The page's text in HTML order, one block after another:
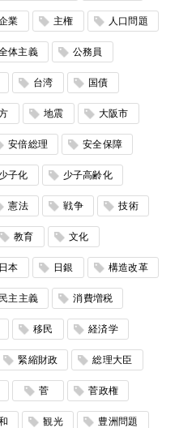
業 主権 人口問題
体主義 公務員
台湾 国債
地震 大阪市
安倍総理 安全保障
少子化 少子高齢化
憲法 戦争 技術
教育 文化
日本 日銀 構造改革
民主主義 消費増税
移民 経済学
緊縮財政 総理大臣
菅 菅政権
観光 豊洲問題